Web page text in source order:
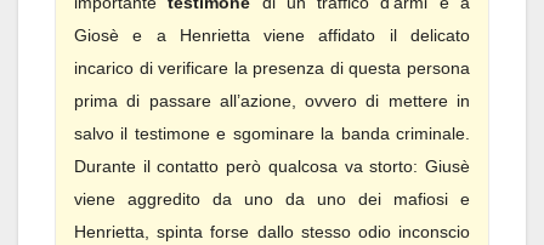
Giosè e a Henrietta viene affidato il delicato
incarico di verificare la presenza di questa persona
prima di passare all’azione, ovvero di mettere in
salvo il testimone e sgominare la banda criminale.
Durante il contatto però qualcosa va storto: Giusè
viene aggredito da uno da uno dei mafiosi e
Henrietta, spinta forse dallo stesso odio inconscio